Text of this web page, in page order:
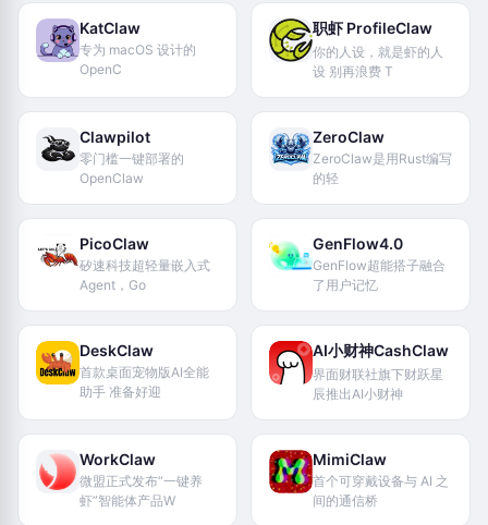
KatClaw
专为 macOS 设计的
OpenC
职虾 ProfileClaw
你的人设，就是虾的人
设 别再浪费 T
Clawpilot
零门槛一键部署的
OpenClaw
ZeroClaw
ZeroClaw是用Rust编写
的轻
PicoClaw
矽速科技超轻量嵌入式
Agent，Go
GenFlow4.0
GenFlow超能搭子融合
了用户记忆
DeskClaw
首款桌面宠物版AI全能
助手 准备好迎
AI小财神CashClaw
界面财联社旗下财跃星
辰推出AI小财神
WorkClaw
微盟正式发布“一键养
虾”智能体产品W
MimiClaw
首个可穿戴设备与 AI 之
间的通信桥